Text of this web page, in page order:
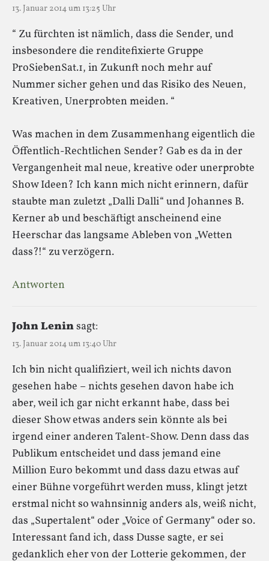
13. Januar 2014 um 13:25 Uhr
“ Zu fürchten ist nämlich, dass die Sender, und
insbesondere die renditefixierte Gruppe
ProSiebenSat.1, in Zukunft noch mehr auf
Nummer sicher gehen und das Risiko des Neuen,
Kreativen, Unerprobten meiden. “
Was machen in dem Zusammenhang eigentlich die
Öffentlich-Rechtlichen Sender? Gab es da in der
Vergangenheit mal neue, kreative oder unerprobte
Show Ideen? Ich kann mich nicht erinnern, dafür
staubte man zuletzt „Dalli Dalli“ und Johannes B.
Kerner ab und beschäftigt anscheinend eine
Heerschar das langsame Ableben von „Wetten
dass?!“ zu verzögern.
Antworten
John Leninsagt:
13. Januar 2014 um 13:40 Uhr
Ich bin nicht qualifiziert, weil ich nichts davon
gesehen habe – nichts gesehen davon habe ich
aber, weil ich gar nicht erkannt habe, dass bei
dieser Show etwas anders sein könnte als bei
irgend einer anderen Talent-Show. Denn dass das
Publikum entscheidet und dass jemand eine
Million Euro bekommt und dass dazu etwas auf
einer Bühne vorgeführt werden muss, klingt jetzt
erstmal nicht so wahnsinnig anders als, weiß nicht,
das „Supertalent“ oder „Voice of Germany“ oder so.
Interessant fand ich, dass Dusse sagte, er sei
gedanklich eher von der Lotterie gekommen, der